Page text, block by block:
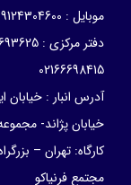
موبایل : 09124304600
دفتر مرکزی : 02166693625
02166698415
آدرس انبار :
خیابان پژاند- مجموعه
کارگاه: تهران –
مجتمع فرنیاکو